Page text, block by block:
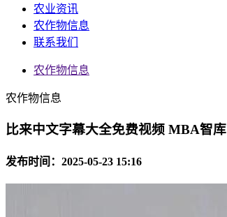
农业资讯
农作物信息
联系我们
农作物信息
农作物信息
比来中文字幕大全免费视频 MBA智库
发布时间：2025-05-23 15:16